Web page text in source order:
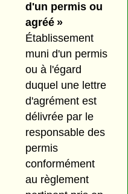
d'un permis ou
agréé »
Établissement
muni d'un permis
ou à l'égard
duquel une lettre
d'agrément est
délivrée par le
responsable des
permis
conformément
au règlement